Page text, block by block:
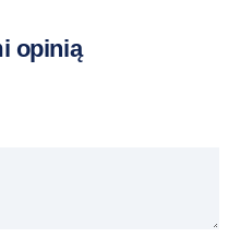
opinią